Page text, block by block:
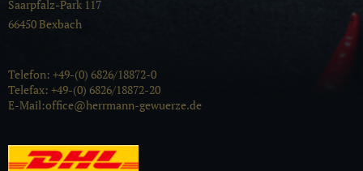
Saarpfalz-Park 117
66450 Bexbach
Telefon: +49-(0) 6826/18872-0
Telefax: +49-(0) 6826/18872-20
E-Mail:office@herrmann-gewuerze.de